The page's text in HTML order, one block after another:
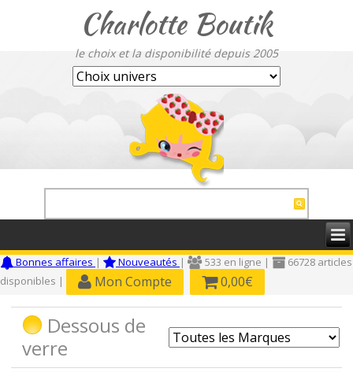
Charlotte Boutik
le choix et la disponibilité depuis 2005
Bonnes affaires | Nouveautés | 533 en ligne |
66728 articles
disponibles |
Mon Compte 0,00€
Dessous de
verre